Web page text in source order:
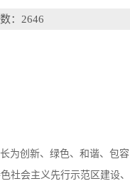
：2646
为创新、绿色、和谐、包容
社会主义先行示范区建设、